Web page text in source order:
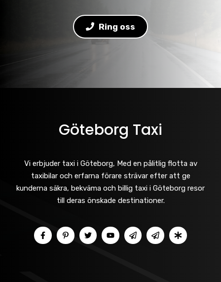
Ring oss
Göteborg Taxi
Vi erbjuder taxi i Göteborg, Med en pålitlig flotta av
taxibilar och erfarna förare strävar efter att ge
kunderna säkra, bekväma och billig taxi i Göteborg resor
till deras önskade destinationer.